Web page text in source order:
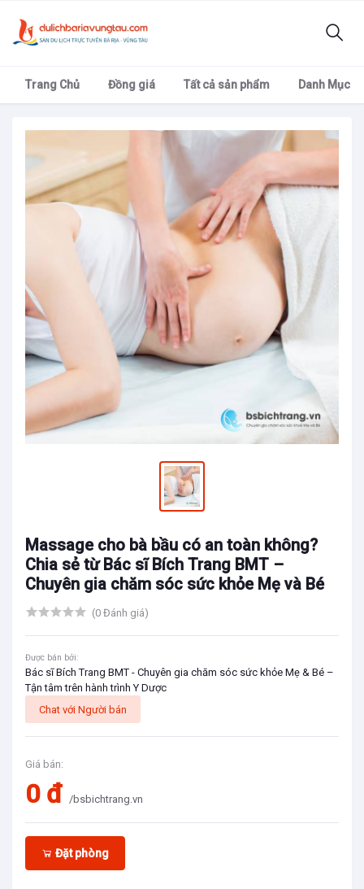
Trang Chủ Đồng giá Tất cả sản phẩm Danh Mục
Massage cho bà bầu có an toàn không?
Chia sẻ từ Bác sĩ Bích Trang BMT –
Chuyên gia chăm sóc sức khỏe Mẹ và Bé
(0 Đánh giá)
Được bán bởi:
Bác sĩ Bích Trang BMT - Chuyên gia chăm sóc sức khỏe Mẹ & Bé –
Tận tâm trên hành trình Y Dược
Chat với Người bán
Giá bán:
0 đ /bsbichtrang.vn
Đặt phòng